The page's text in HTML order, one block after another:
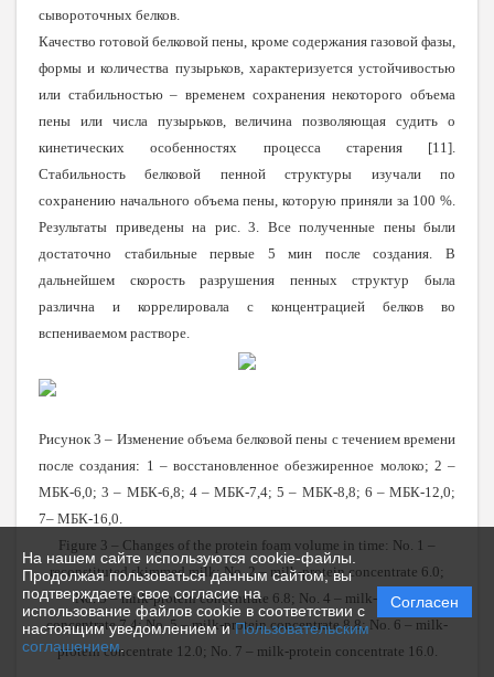
На нашем сайте используются cookie-файлы.
Продолжая пользоваться данным сайтом, вы
подтверждаете свое согласие на
использование файлов cookie в соответствии с
настоящим уведомлением иПользовательским
соглашением.
Согласен
сывороточных белков.
Качество готовой белковой пены, кроме содержания газовой фазы,
формы и количества пузырьков, характеризуется устойчивостью
или стабильностью – временем сохранения некоторого объема
пены или числа пузырьков, величина позволяющая судить о
кинетических особенностях процесса старения [11 ]
Стабильность белковой пенной структуры изучали по
сохранению начального объема пены, которую приняли за 100 %.
Результаты приведены на рис. 3. Все полученные пены были
достаточно стабильные первые 5 мин после создания. В
дальнейшем скорость разрушения пенных структур была
различна и коррелировала с концентрацией белков во
вспениваемом растворе.
Рисунок 3 – Изменение объема белковой пены с течением времени
после создания: 1 – восстановленное обезжиренное молоко; 2 –
МБК-6,0; 3 – МБК-6,8; 4 – МБК-7,4; 5 – МБК-8,8; 6 – МБК-12,0;
7– МБК-16,0.
Figure 3 – Changes of the protein foam volume in time: No. 1 –
reconstituted skimmed milk; No. 2 – milk-protein concentrate 6.0;
No. 3 – milk-protein concentrate 6.8; No. 4 – milk-protein
concentrate 7.4; No. 5 – milk-protein concentrate 8.8; No. 6 – milk-
protein concentrate 12.0; No. 7 – milk-protein concentrate 16.0.